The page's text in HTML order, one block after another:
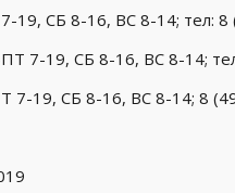
19, СБ 8-16, ВС 8-14; тел:
7-19, СБ 8-16, ВС 8-14;
7-19, СБ 8-16, ВС 8-14; 8